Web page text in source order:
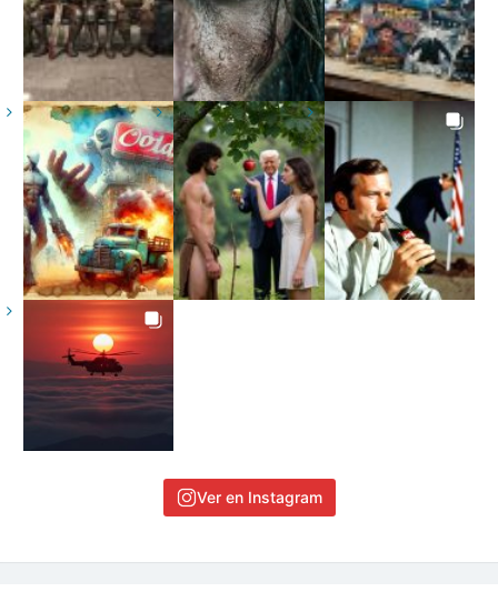
Ver en Instagram